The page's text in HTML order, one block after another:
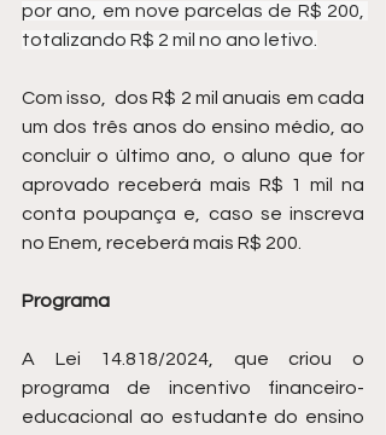
por ano, em nove parcelas de R$ 200,
totalizando R$ 2 mil no ano letivo.
Com isso,  dos R$ 2 mil anuais em cada
um dos três anos do ensino médio, ao
concluir o último ano, o aluno que for
aprovado receberá mais R$ 1 mil na
conta poupança e, caso se inscreva
no Enem, receberá mais R$ 200.
Programa
A Lei 14.818/2024, que criou o
programa de incentivo financeiro-
educacional ao estudante do ensino